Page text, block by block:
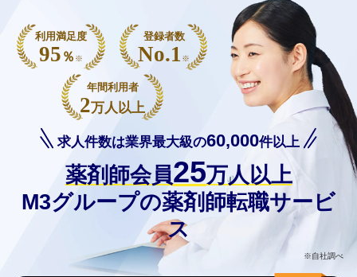
求人件数は業界最大級の60,000件以上
薬剤師会員25万人以上
M3グループの薬剤師転職サービ
ス
※自社調べ
利用満足度
95 ％ ※
登録者数
No.1 ※
年間利用者
2万人以上